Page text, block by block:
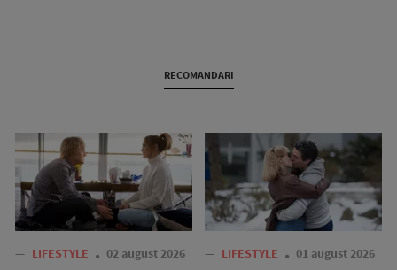
RECOMANDARI
— LIFESTYLE 02 august 2026 — LIFESTYLE 01 august 2026